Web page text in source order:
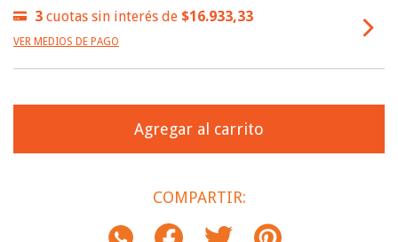
3 cuotas sin interés de $16.933,33
VER MEDIOS DE PAGO
COMPARTIR: